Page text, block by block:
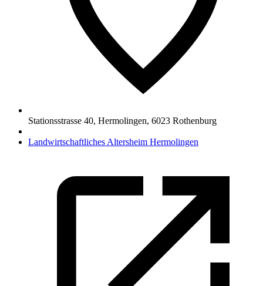
Stationsstrasse 40, Hermolingen, 6023 Rothenburg
Landwirtschaftliches Altersheim Hermolingen